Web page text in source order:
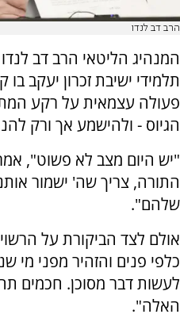
הרב דב לנדו
המנהיג הליטאי הרב דב
תלמידי ישיבת זכרון יעקב
פעולה עצמאית על רקע
הגיוס - ולהישמע אך ורק
"יש היום מצב לא פשוט",
התורה, צריך שה' ישמור
שלהם".
אולם לצד הביקורת על
כלפי פנים והזהיר מפני מי
לעשות דבר מסוכן. חכמים
האלה".